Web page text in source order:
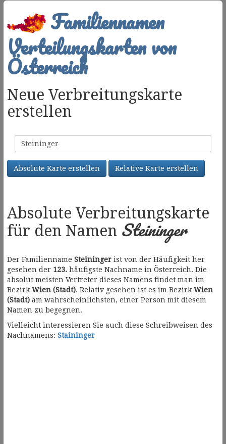
Familiennamen
Verteilungskarten von
Österreich
Neue Verbreitungskarte
erstellen
Familienname
Absolute Karte erstellen Relative Karte erstellen
Absolute Verbreitungskarte
für den Namen Steininger
Der Familienname Steininger ist von der Häufigkeit her
gesehen der 123. häufigste Nachname in Österreich. Die
absolut meisten Vertreter dieses Namens findet man im
Bezirk Wien (Stadt). Relativ gesehen ist es im Bezirk Wien
(Stadt) am wahrscheinlichsten, einer Person mit diesem
Namen zu begegnen.
Vielleicht interessieren Sie auch diese Schreibweisen des
Nachnamens: Staininger